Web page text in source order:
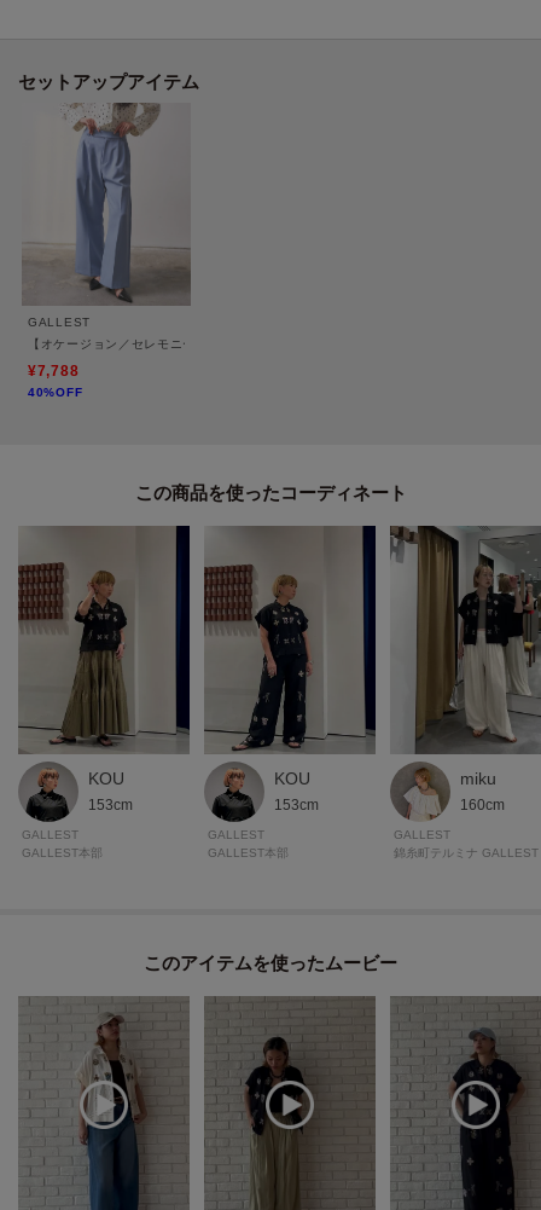
立体感がありながら重たく見えないのも魅力です。
※バイイング商品のため下げ札サイズ表記とワールドサイズ表記が異なりま
す。製品寸法をご確認くださいませ。
※バイイング商品のため、洗濯表示・注意事項等は、本製品でご確認くださ
モデル身長：162cm 着用サイズ：38（M）
＊＊＊＊＊＊＊＊＊＊＊＊＊＊＊＊＊＊＊＊＊＊＊＊＊＊＊＊＊
＊＊＊＊＊＊＊＊＊＊＊＊＊＊＊＊＊＊＊＊＊＊＊＊＊＊＊＊＊
※照明の関係により、実際よりも色味が違って見える場合があります。ま
た、パソコン・スマートフォンなどの環境により、若干製品と画像のカラー
が異なる場合もございます。
セットアップアイテム
GALLEST
【オケージョン／セレモニー／セットアップ可能】ダブルクロスサイドボックスワイド
¥7,788
40%OFF
この商品を使った
KOU
153cm
GALLEST
GALLEST本部
KOU
153cm
GALLEST
GALLEST本部
miku
160cm
GALLEST
錦糸町テルミナ GALLEST
このアイテムを使ったムービー